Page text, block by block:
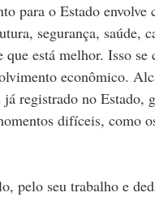
para o Estado envolve
segurança, saúde,
está melhor. Isso se
econômico.
registrado no Estado,
difíceis, como
pelo seu trabalho e